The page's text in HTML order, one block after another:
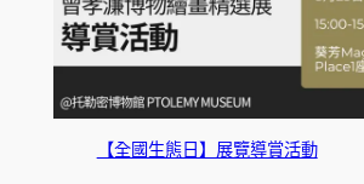
【全國生態日】展覽導賞活動